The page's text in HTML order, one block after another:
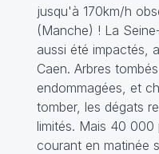
jusqu'à 170km/h
(Manche) ! La
aussi été impactés,
Caen. Arbres
endommagées, et
tomber, les dégats
limités. Mais 40 000
courant en matinée